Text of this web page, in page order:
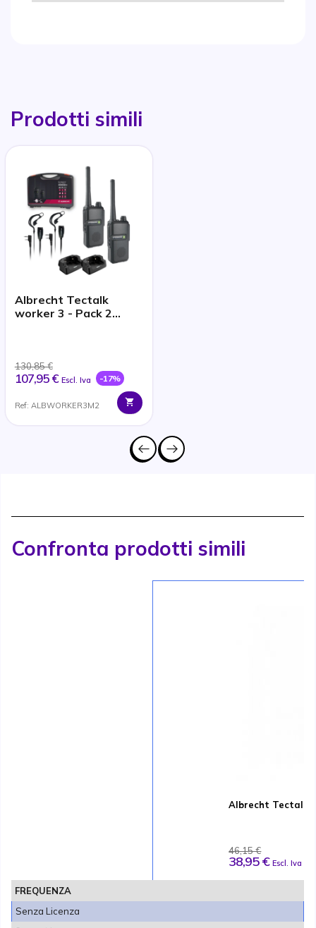
Prodotti simili
Albrecht Tectalk
worker 3 - Pack 2
130,85 €
107,95 € Escl. Iva -17%
Ref: ALBWORKER3M2
Confronta prodotti simili
Albrecht Tectalk
46,15 €
38,95 € Escl. Iva
FREQUENZA
Senza Licenza